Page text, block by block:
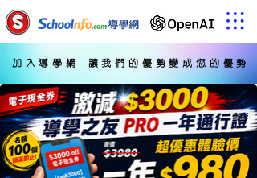
加入導學網 讓我們的優勢變成您的優勢